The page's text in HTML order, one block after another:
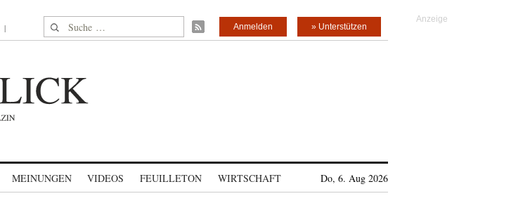
Suche nach: » Unterstützen
Anmelden
MEINUNGEN VIDEOS FEUILLETON WIRTSCHAFT Do, 6. Aug 2026